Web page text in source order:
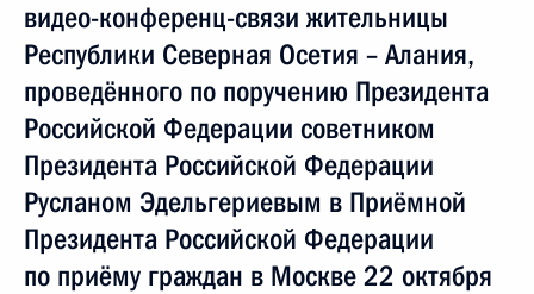
видео-конференц-связи жительницы
Республики Северная Осетия – Алания,
проведённого по поручению Президента
Российской Федерации советником
Президента Российской Федерации
Русланом Эдельгериевым в Приёмной
Президента Российской Федерации
по приёму граждан в Москве 22 октября